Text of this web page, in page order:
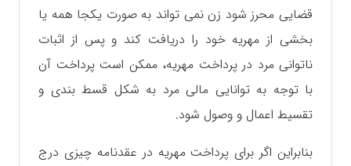
قضایی محرز شود زن نمی تواند به صورت یکجا همه یا
بخشی از مهریه خود را دریافت کند و پس از اثبات
ناتوانی مرد در پرداخت مهریه، ممکن است پرداخت آن
با توجه به توانایی مالی مرد به شکل قسط بندی و
تقسیط اعمال و وصول شود.
بنابراین اگر برای پرداخت مهریه در عقدنامه چیزی درج